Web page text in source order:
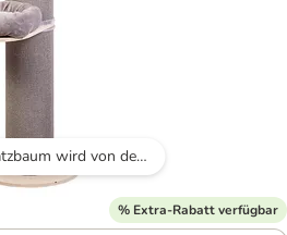
Der Kratzbaum wird von den Katzen begeistert angenommen und bietet viel Platz zum Klettern und Schlafen.
% Extra-Rabatt verfügbar